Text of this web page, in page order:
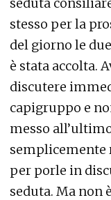
stesso per la
del giorno le
è stata accolta.
discutere
capigruppo e
messo
semplicemente
per porle in
seduta. Ma non